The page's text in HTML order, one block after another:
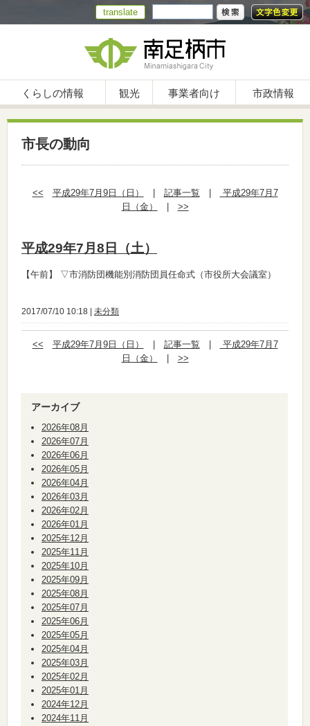
translate
くらしの情報 観光 事業者向け 市政情報
市長の動向
<< 平成29年7月9日（日） 記事一覧
平成29年7月7
日（金）
>>
平成29年7月8日（土）
【午前】 ▽市消防団機能別消防団員任命式（市役所大会議室）
2017/07/10 10:18 | 未分類
<< 平成29年7月9日（日） 記事一覧
平成29年7月7
日（金）
>>
アーカイブ
2026年08月
2026年07月
2026年06月
2026年05月
2026年04月
2026年03月
2026年02月
2026年01月
2025年12月
2025年11月
2025年10月
2025年09月
2025年08月
2025年07月
2025年06月
2025年05月
2025年04月
2025年03月
2025年02月
2025年01月
2024年12月
2024年11月